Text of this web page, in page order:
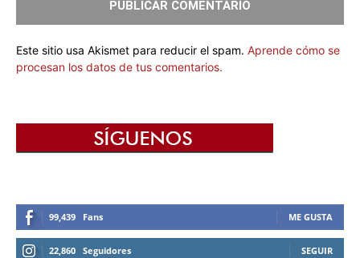
Este sitio usa Akismet para reducir el spam. Aprende cómo se
procesan los datos de tus comentarios.
99,439 Fans ME GUSTA
22,860 Seguidores SEGUIR